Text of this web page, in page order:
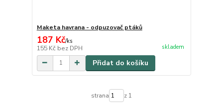
Maketa havrana - odpuzovač ptáků
187 Kč/ks
155 Kč bez DPH skladem
Přidat do košíku
strana z 1